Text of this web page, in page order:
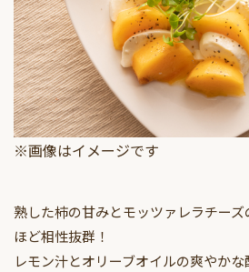
※画像はイメージです
熟した柿の甘みとモッツァレラチーズ
ほど相性抜群！
レモン汁とオリーブオイルの爽やか